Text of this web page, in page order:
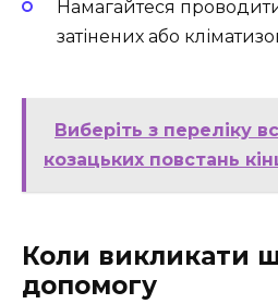
Намагайтеся
затінених або
Виберіть з переліку
козацьких повстань
Коли викликати
допомогу